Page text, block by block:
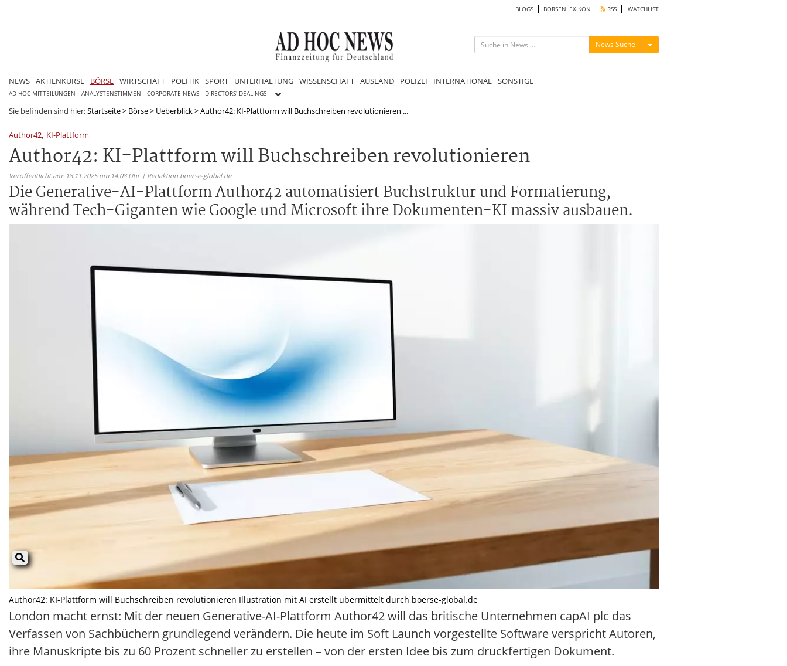
BLOGS BÖRSENLEXIKON RSS WATCHLIST
News Suche Menü ein-/ausblenden
NEWS AKTIENKURSE BÖRSE WIRTSCHAFT POLITIK SPORT UNTERHALTUNG WISSENSCHAFT AUSLAND POLIZEI INTERNATIONAL SONSTIGE
AD HOC MITTEILUNGEN ANALYSTENSTIMMEN CORPORATE NEWS DIRECTORS' DEALINGS
Sie befinden sind hier:Startseite> Börse> Ueberblick>Author42: KI-Plattform will Buchschreiben revolutionieren ...
Author42, KI-Plattform
Author42: KI-Plattform will Buchschreiben revolutionieren
Veröffentlicht am: 18.11.2025 um 14:08 Uhr | Redaktion boerse-global.de
Die Generative-AI-Plattform Author42 automatisiert Buchstruktur und Formatierung,
während Tech-Giganten wie Google und Microsoft ihre Dokumenten-KI massiv ausbauen.
Author42: KI-Plattform will Buchschreiben revolutionieren Illustration mit AI erstellt übermittelt durch boerse-global.de
London macht ernst: Mit der neuen Generative-AI-Plattform Author42 will das britische Unternehmen capAI plc das
Verfassen von Sachbüchern grundlegend verändern. Die heute im Soft Launch vorgestellte Software verspricht Autoren,
ihre Manuskripte bis zu 60 Prozent schneller zu erstellen – von der ersten Idee bis zum druckfertigen Dokument.